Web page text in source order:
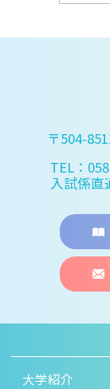
〒504-
TEL：
入試係直
大学紹介